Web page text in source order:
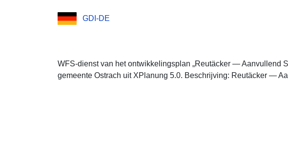
GDI-DE
WFS-dienst van het ontwikkelingsplan „Reutäcker — Aanvullend
gemeente Ostrach uit XPlanung 5.0. Beschrijving: Reutäcker —